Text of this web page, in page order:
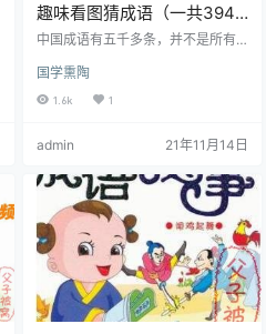
趣味看图猜成语（一共394
个猜成语游戏）PPTX格式
中国成语有五千多条，并不是所有
多来源及出处。 来源于神话寓言 我
国古代的很多神话传说、寓言故事
含义深刻，富有教育意义，往往被
卫填海 开天辟地 夸父追日愚公移山
历史故事 我国古代有许多著名的历
史故事和历史事件，后人把它们凝
缩成四个字的成语。例如：卧薪尝
胆 负荆请罪 四面楚歌 草木皆兵破釜
沉舟 完璧归赵…
国学熏陶
1.6k 1
admin 21年11月14日